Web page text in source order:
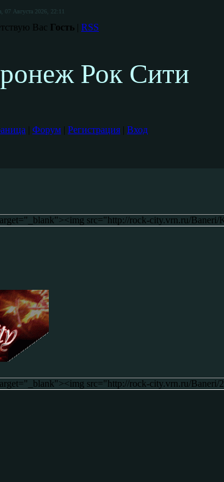
07 Августа 2026, 22:11
Вас Гость | RSS
Рок Сити
| Форум | Регистрация | Вход
src="http://rock-city.vrn.ru/
src="http://rock-city.vrn.ru/